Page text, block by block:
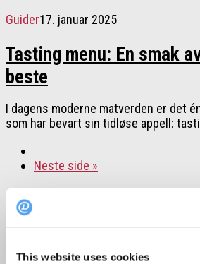
This website uses cookies
Guider17. januar 2025
Tasting menu: En smak
beste
I dagens moderne matverden er det
som har bevart sin tidløse appell:
Neste side »
Follow: